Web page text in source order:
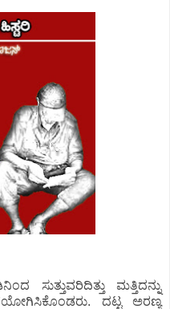
ಸುತ್ತುವರಿದಿತ್ತು ಮತ್ತಿದನ್ನು
ದಟ್ಟ ಅರಣ್ಯ